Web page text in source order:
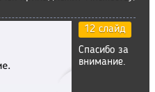
12 слайд
Спасибо за
внимание.